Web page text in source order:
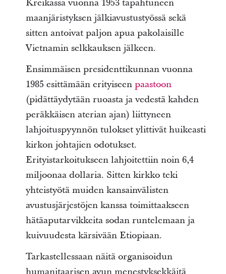
Kreikassa vuonna 1953 tapahtuneen
maanjäristyksen jälkiavustustyössä sekä
sitten antoivat paljon apua pakolaisille
Vietnamin selkkauksen jälkeen.
Ensimmäisen presidenttikunnan vuonna
1985 esittämään erityiseen paastoon
(pidättäydytään ruoasta ja vedestä kahden
peräkkäisen aterian ajan) liittyneen
lahjoituspyynnön tulokset ylittivät huikeasti
kirkon johtajien odotukset.
Erityistarkoitukseen lahjoitettiin noin 6,4
miljoonaa dollaria. Sitten kirkko teki
yhteistyötä muiden kansainvälisten
avustusjärjestöjen kanssa toimittaakseen
hätäaputarvikkeita sodan runtelemaan ja
kuivuudesta kärsivään Etiopiaan.
Tarkastellessaan näitä organisoidun